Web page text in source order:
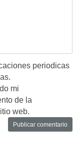
periodicas
mi
de la
web.